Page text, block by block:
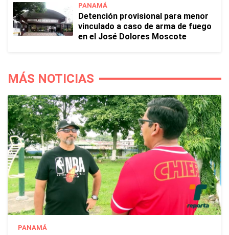
PANAMÁ
Detención provisional para menor
vinculado a caso de arma de fuego
en el José Dolores Moscote
MÁS NOTICIAS
PANAMÁ